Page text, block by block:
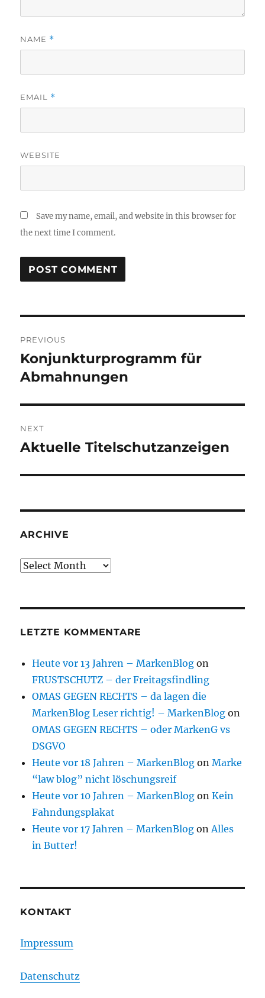
NAME *
EMAIL *
WEBSITE
Save my name, email, and website in this browser for
the next time I comment.
navigation
PREVIOUS
Previous
post:
Konjunkturprogramm für
Abmahnungen
NEXT
Next
Aktuelle Titelschutzanzeigen
ARCHIVE
Archive
LETZTE KOMMENTARE
Heute vor 13 Jahren – MarkenBlog on
FRUSTSCHUTZ – der Freitagsfindling
OMAS GEGEN RECHTS – da lagen die
MarkenBlog Leser richtig! – MarkenBlog on
OMAS GEGEN RECHTS – oder MarkenG vs
DSGVO
Heute vor 18 Jahren – MarkenBlog onMarke
“law blog” nicht löschungsreif
Heute vor 10 Jahren – MarkenBlog onKein
Fahndungsplakat
Heute vor 17 Jahren – MarkenBlog onAlles
in Butter!
KONTAKT
Impressum
Datenschutz